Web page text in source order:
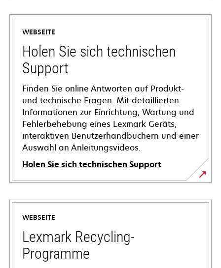
WEBSEITE
Holen Sie sich technischen
Support
Finden Sie online Antworten auf Produkt-
und technische Fragen. Mit detaillierten
Informationen zur Einrichtung, Wartung und
Fehlerbehebung eines Lexmark Geräts,
interaktiven Benutzerhandbüchern und einer
Auswahl an Anleitungsvideos.
Holen Sie sich technischen Support
wird
in
neuen
Registerkarte
geöffnet
WEBSEITE
Lexmark Recycling-
Programme